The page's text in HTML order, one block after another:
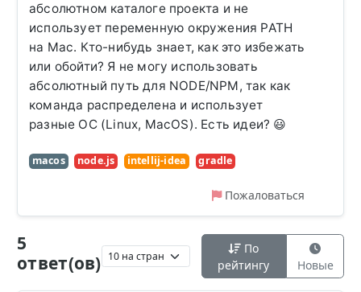
абсолютном каталоге проекта и не
использует переменную окружения PATH
на Mac. Кто-нибудь знает, как это избежать
или обойти? Я не могу использовать
абсолютный путь для NODE/NPM, так как
команда распределена и использует
разные ОС (Linux, MacOS). Есть идеи? 😃
macos node.js intellij-idea gradle
Пожаловаться
5
ответ(ов)
По
рейтингу
Новые